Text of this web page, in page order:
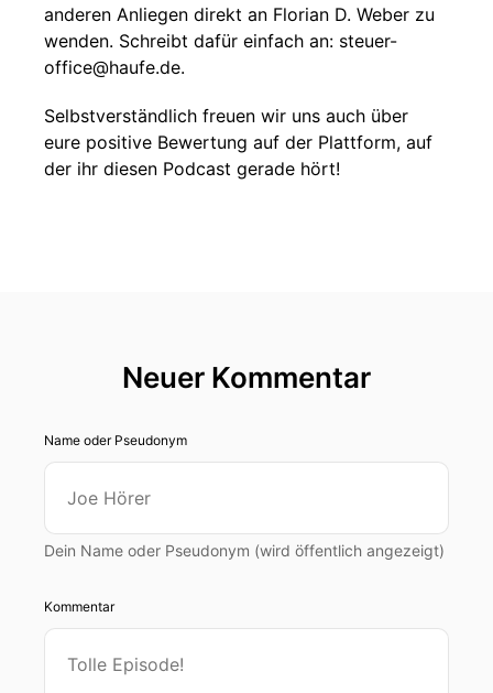
anderen Anliegen direkt an Florian D. Weber zu
wenden. Schreibt dafür einfach an: steuer-
office@haufe.de.
Selbstverständlich freuen wir uns auch über
eure positive Bewertung auf der Plattform, auf
der ihr diesen Podcast gerade hört!
Neuer Kommentar
Name oder Pseudonym
Dein Name oder Pseudonym (wird öffentlich angezeigt)
Kommentar